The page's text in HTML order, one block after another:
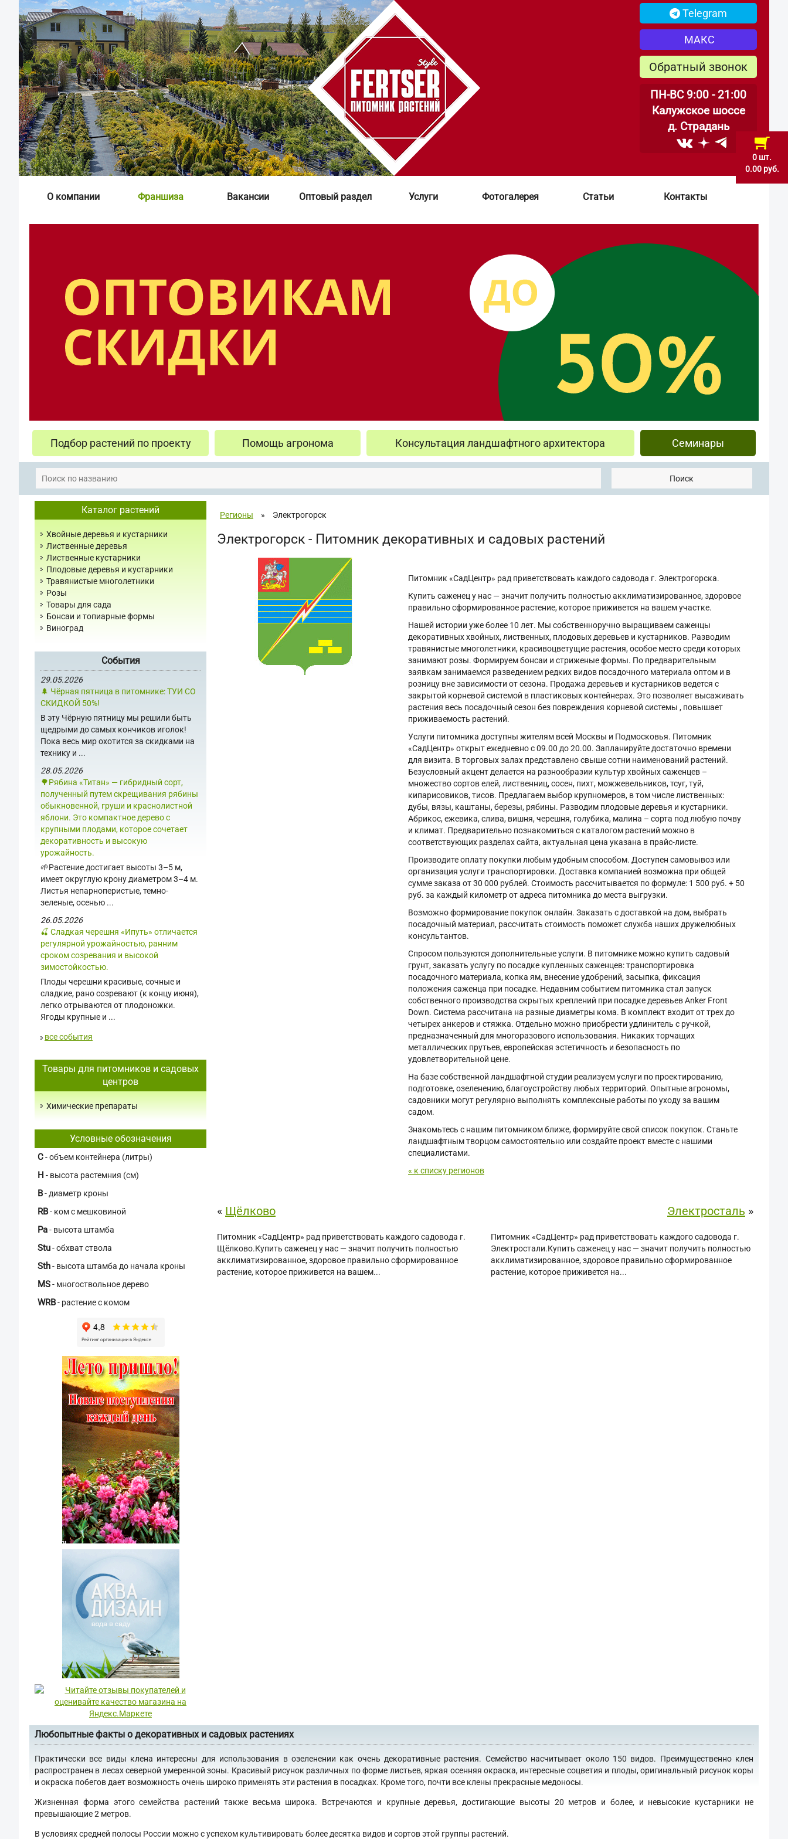
0 шт.
0.00 руб.
Telegram
МАКС
Обратный звонок
ПН-ВС 9:00 - 21:00
Калужское шоссе
д. Страдань
О компании Франшиза Вакансии Оптовый раздел Услуги Фотогалерея Статьи Контакты
Подбор растений по проекту Помощь агронома Консультация ландшафтного архитектора Семинары
Поиск
Каталог растений
Хвойные деревья и кустарники
Лиственные деревья
Лиственные кустарники
Плодовые деревья и кустарники
Травянистые многолетники
Розы
Товары для сада
Бонсаи и топиарные формы
Виноград
События
29.05.2026
🌲 Чёрная пятница в питомнике: ТУИ СО
СКИДКОЙ 50%!
В эту Чёрную пятницу мы решили быть
щедрыми до самых кончиков иголок!
Пока весь мир охотится за скидками на
технику и ...
28.05.2026
🌳Рябина «Титан» — гибридный сорт,
полученный путем скрещивания рябины
обыкновенной, груши и краснолистной
яблони. Это компактное дерево с
крупными плодами, которое сочетает
декоративность и высокую
урожайность.
🌱Растение достигает высоты 3–5 м,
имеет округлую крону диаметром 3–4 м.
Листья непарноперистые, темно-
зеленые, осенью ...
26.05.2026
🍒 Сладкая черешня «Ипуть» отличается
регулярной урожайностью, ранним
сроком созревания и высокой
зимостойкостью.
Плоды черешни красивые, сочные и
сладкие, рано созревают (к концу июня),
легко отрываются от плодоножки.
Ягоды крупные и ...
все события
Товары для питомников и садовых
центров
Химические препараты
Условные обозначения
C- объем контейнера (литры)
H - высота растемния (см)
В- диаметр кроны
RB- ком с мешковиной
Pa- высота штамба
Stu- обхват ствола
Sth- высота штамба до начала кроны
MS- многоствольное дерево
WRB- растение с комом
Регионы » Электрогорск
Электрогорск - Питомник декоративных и садовых растений
Питомник «СадЦентр» рад приветствовать каждого садовода г. Электрогорска.
Купить саженец у нас — значит получить полностью акклиматизированное, здоровое
правильно сформированное растение, которое приживется на вашем участке.
Нашей истории уже более 10 лет. Мы собственноручно выращиваем саженцы
декоративных хвойных, лиственных, плодовых деревьев и кустарников. Разводим
травянистые многолетники, красивоцветущие растения, особое место среди которых
занимают розы. Формируем бонсаи и стриженые формы. По предварительным
заявкам занимаемся разведением редких видов посадочного материала оптом и в
розницу вне зависимости от сезона. Продажа деревьев и кустарников ведется с
закрытой корневой системой в пластиковых контейнерах. Это позволяет высаживать
растения весь посадочный сезон без повреждения корневой системы , повышает
приживаемость растений.
Услуги питомника доступны жителям всей Москвы и Подмосковья. Питомник
«СадЦентр» открыт ежедневно с 09.00 до 20.00. Запланируйте достаточно времени
для визита. В торговых залах представлено свыше сотни наименований растений.
Безусловный акцент делается на разнообразии культур хвойных саженцев –
множество сортов елей, лиственниц, сосен, пихт, можжевельников, тсуг, туй,
кипарисовиков, тисов. Предлагаем выбор крупномеров, в том числе лиственных:
дубы, вязы, каштаны, березы, рябины. Разводим плодовые деревья и кустарники.
Абрикос, ежевика, слива, вишня, черешня, голубика, малина – сорта под любую почву
и климат. Предварительно познакомиться с каталогом растений можно в
соответствующих разделах сайта, актуальная цена указана в прайс-листе.
Производите оплату покупки любым удобным способом. Доступен самовывоз или
организация услуги транспортировки. Доставка компанией возможна при общей
сумме заказа от 30 000 рублей. Стоимость рассчитывается по формуле: 1 500 руб. + 50
руб. за каждый километр от адреса питомника до места выгрузки.
Возможно формирование покупок онлайн. Заказать с доставкой на дом, выбрать
посадочный материал, рассчитать стоимость поможет служба наших дружелюбных
консультантов.
Спросом пользуются дополнительные услуги. В питомнике можно купить садовый
грунт, заказать услугу по посадке купленных саженцев: транспортировка
посадочного материала, копка ям, внесение удобрений, засыпка, фиксация
положения саженца при посадке. Недавним событием питомника стал запуск
собственного производства скрытых креплений при посадке деревьев Anker Front
Down. Система рассчитана на разные диаметры кома. В комплект входит от трех до
четырех анкеров и стяжка. Отдельно можно приобрести удлинитель с ручкой,
предназначенный для многоразового использования. Никаких торчащих
металлических прутьев, европейская эстетичность и безопасность по
удовлетворительной цене.
На базе собственной ландшафтной студии реализуем услуги по проектированию,
подготовке, озеленению, благоустройству любых территорий. Опытные агрономы,
садовники могут регулярно выполнять комплексные работы по уходу за вашим
садом.
Знакомьтесь с нашим питомником ближе, формируйте свой список покупок. Станьте
ландшафтным творцом самостоятельно или создайте проект вместе с нашими
специалистами.
« к списку регионов
« Щёлково
Питомник «СадЦентр» рад приветствовать каждого садовода г.
Щёлково.Купить саженец у нас — значит получить полностью
акклиматизированное, здоровое правильно сформированное
растение, которое приживется на вашем...
Электросталь »
Питомник «СадЦентр» рад приветствовать каждого садовода г.
Электростали.Купить саженец у нас — значит получить полностью
акклиматизированное, здоровое правильно сформированное
растение, которое приживется на...
Любопытные факты о декоративных и садовых растениях
Практически все виды клена интересны для использования в озеленении как очень декоративные растения. Семейство насчитывает около 150 видов. Преимущественно клен
распространен в лесах северной умеренной зоны. Красивый рисунок различных по форме листьев, яркая осенняя окраска, интересные соцветия и плоды, оригинальный рисунок коры
и окраска побегов дает возможность очень широко применять эти растения в посадках. Кроме того, почти все клены прекрасные медоносы.
Жизненная форма этого семейства растений также весьма широка. Встречаются и крупные деревья, достигающие высоты 20 метров и более, и невысокие кустарники не
превышающие 2 метров.
В условиях средней полосы России можно с успехом культивировать более десятка видов и сортов этой группы растений.